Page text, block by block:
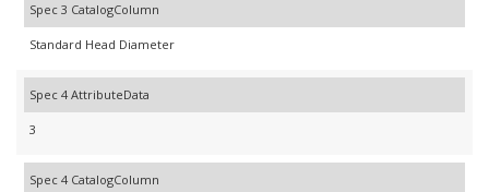
Spec 3 CatalogColumn
Standard Head Diameter
Spec 4 AttributeData
3
Spec 4 CatalogColumn